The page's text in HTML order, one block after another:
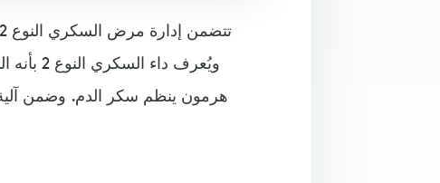
ويُعرف
هرمون ينظم سكر الدم. وضمن